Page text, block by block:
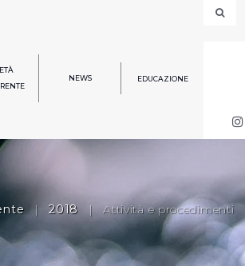
NEWS EDUCAZIONE
| 2018 | Attività e procedimenti